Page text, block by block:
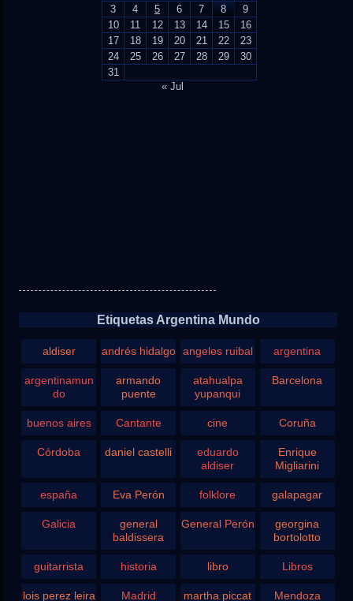
3
4 5 6 7 8
9
10
11 12 13 14 15
16
17
18 19 20 21 22
23
24
25 26 27 28 29
30
31
« Jul
Etiquetas Argentina Mundo
aldiser andrés hidalgo angeles ruibal argentina
argentinamun
do
armando
puente
atahualpa
yupanqui
Barcelona
buenos aires Cantante cine Coruña
Córdoba daniel castelli
eduardo
aldiser
Enrique
Migliarini
españa Eva Perón folklore galapagar
Galicia
general
baldissera
General Perón
georgina
bortolotto
guitarrista historia libro Libros
lois perez leira Madrid martha piccat Mendoza